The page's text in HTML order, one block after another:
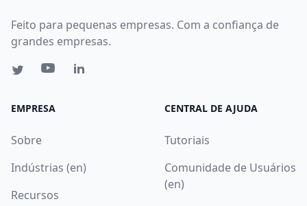
Feito para pequenas empresas. Com a confiança de
grandes empresas.
EMPRESA
Sobre
Indústrias (en)
Recursos
CENTRAL DE AJUDA
Tutoriais
Comunidade de Usuários
(en)